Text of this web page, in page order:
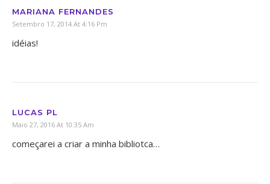
MARIANA FERNANDES
Setembro 17, 2014 At 4:16 Pm
idéias!
LUCAS PL
Maio 27, 2016 At 10:35 Am
começarei a criar a minha bibliotca…